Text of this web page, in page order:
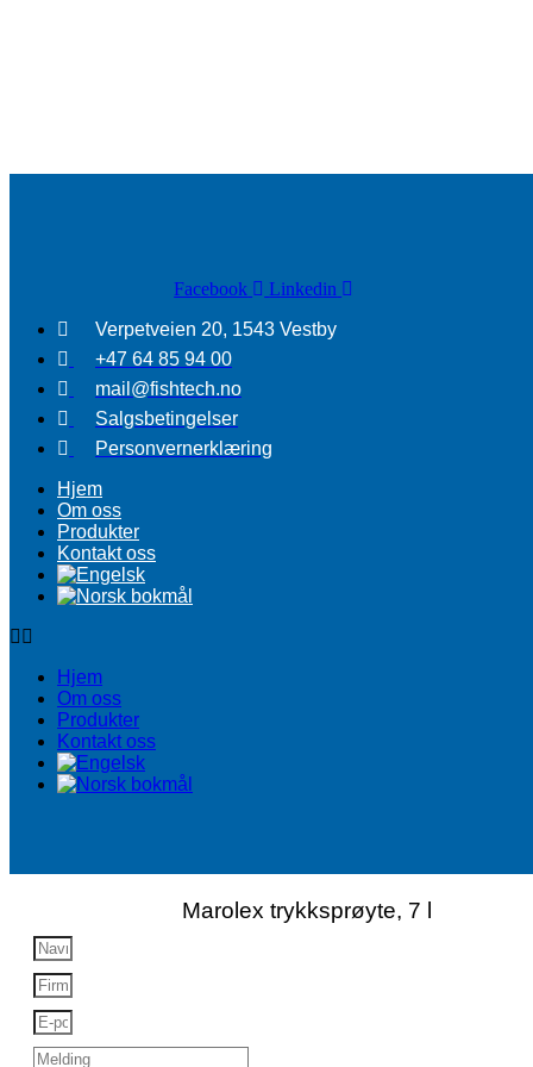
Facebook
Linkedin
Verpetveien 20, 1543 Vestby
+47 64 85 94 00
mail@fishtech.no
Salgsbetingelser
Personvernerklæring
Hjem
Om oss
Produkter
Kontakt oss
Hjem
Om oss
Produkter
Kontakt oss
Marolex trykksprøyte, 7 l